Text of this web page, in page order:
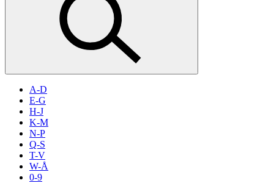
Aktiviteter
Inspirasjon
Søk
A-D
E-G
H-J
K-M
N-P
Q-S
T-V
W-Å
0-9